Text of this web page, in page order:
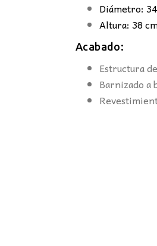
Diámetro:
Altura: 38
Acabado:
Estructura
Barnizado a